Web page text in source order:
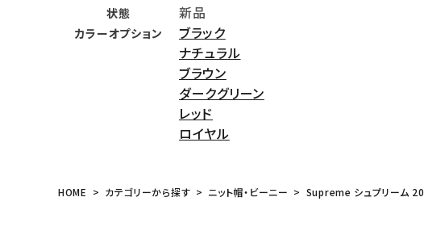
ACCOUNT MENU
ようこそ ゲスト 様
会員登録
状態 新品
カラーオプション
ブラック
ナチュラル
ブラウン
ダークグリーン
レッド
ロイヤル
HOME カテゴリーから探す ニット帽・ビーニー Supreme シュプリーム